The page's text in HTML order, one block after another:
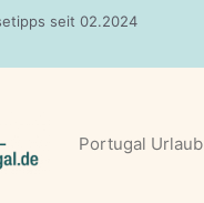
seit 02.2024
Portugal